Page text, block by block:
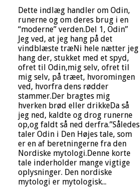
Dette indlæg handler om Odin,
runerne og om deres brug i en
“moderne” verden.Del 1, Odin”
Jeg ved, at jeg hang på det
vindblæste træNi hele nætter jeg
hang der, stukket med et spyd,
ofret til Odin,mig selv, ofret til
mig selv, på træet, hvoromingen
ved, hvorfra dens rødder
stammer.Der bragtes mig
hverken brød eller drikkeDa så
jeg ned, kaldte og drog runerne
op,og faldt så ned derfra.”Således
taler Odin i Den Højes tale, som
er en af beretningerne fra den
Nordiske mytologi.Denne korte
tale inderholder mange vigtige
oplysninger. Den nordiske
mytologi er mytologisk...